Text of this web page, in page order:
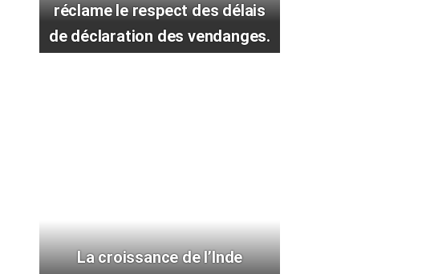
réclame le respect des délais
de déclaration des vendanges.
La croissance de l’Inde